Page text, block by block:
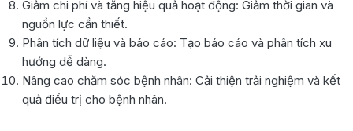
Giảm chi phí và tăng hiệu quả hoạt động: Giảm thời gian và
nguồn lực cần thiết.
Phân tích dữ liệu và báo cáo: Tạo báo cáo và phân tích xu
hướng dễ dàng.
Nâng cao chăm sóc bệnh nhân: Cải thiện trải nghiệm và kết
quả điều trị cho bệnh nhân.